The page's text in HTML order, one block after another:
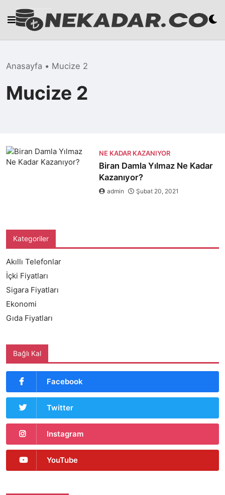
content
Anasayfa • Mucize 2
Mucize 2
NE KADAR KAZANIYOR
Biran Damla Yılmaz Ne Kadar
Kazanıyor?
admin Şubat 20, 2021
Kategoriler
Akıllı Telefonlar
İçki Fiyatları
Sigara Fiyatları
Ekonomi
Gıda Fiyatları
Bağlı Kal
Facebook
Twitter
Instagram
YouTube